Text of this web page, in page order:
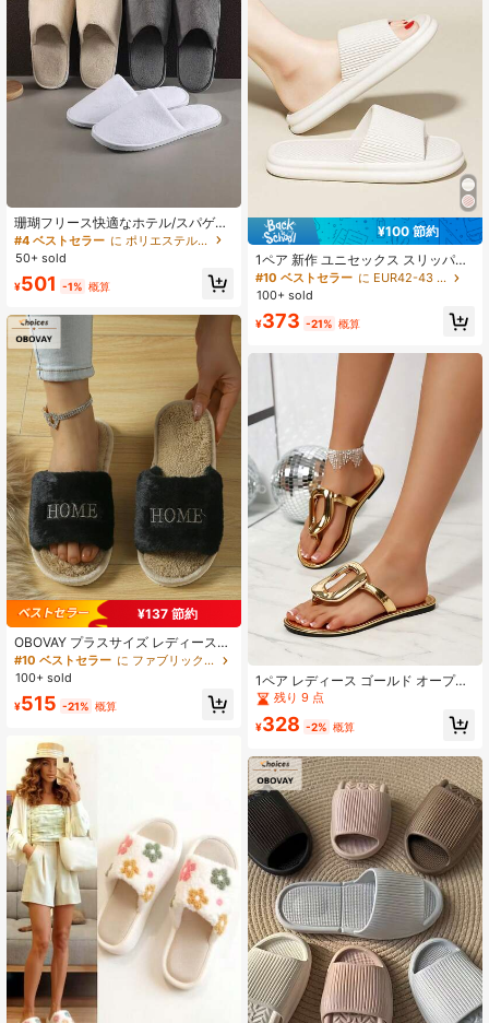
珊瑚フリース快適なホテル/スパゲス
トスリッパ 1ペア/3ペア、厚手の滑
り止め使い捨てベッドルームスリッ
ニバル、シューズ、春夏ピック、花
ムの装飾、ビーチ、旅行、男性用、
女性用、バカンス、女性の日、旅行
必需品、ウェディングファボー、Y2
K、ベッドルーム、車のアクセサリー
女性用、キッチンデコレーション可
愛いもの、母の日ギフト、ベッドル
ームの装飾、ガーデン、キッチンの
装飾、夏、ビーチ、旅行必需品、部
屋の装飾、スクイージー、卒業、シ
ューズラック、収納セーバー、アウ
トドア、ガーデン、旅行必需品、ポ
ータブル、ビーチの必需品、卒業シ
ーズン、卒業式、卒業式、卒業ギフ
ト、卒業プレゼント、卒業ギフト、
卒業プレゼント、おめでとう卒業
生、おめでとう卒業生、優等生、学
校卒業、卒業パーティー
#4 ベストセラー
に ポリエステル ホームスリッパ
50+ sold
¥501 -1% 概算
¥137 節約
OBOVAY プラスサイズ レディース
ファッション 刺繍レター オープント
ゥ ファジースリッパ、フラット 軽量
シーズン 断熱、ガールズナイト、ペ
ズメイドギフト、部屋、ビーチ、旅
行、メンズ、レディース、バケーシ
ョン、かわいいもの、母の日ギフ
ト、ガーデン、夏、ビーチ、スクイ
ージー、卒業、シューズラック、収
納、卒業式、おめでとう卒業、卒業
パーティー
#10 ベストセラー
に ファブリック ホームスリッパ
100+ sold
¥515 -21% 概算
ン、旅行必需品、ポータブル、ビー
チ必需品、卒業シーズン、卒業式、
卒業パーティー、卒業ギフト、卒業
プレゼント、おめでとう卒業生、バ
レディクトリアン、学校卒業、
¥100 節約
1ペア 新作 ユニセックス スリッパ、
滑り止め設計、室内、屋外、バスル
ーム、年中家庭用に適しています。
のギフトにもおすすめ。ハウスシュ
ーズ、靴、春夏アイテム、ブライズ
メイドギフト、部屋、ビーチ、旅
行、メンズ、レディース、バケーシ
ョン、かわいいもの、母の日ギフ
ト、ガーデン、キッチンインテリ
ア、夏、ビーチ、旅行必需品、ルー
ムデコ、スクイージー、卒業、シュ
ーズラック、収納、卒業式、卒業パ
ーティー、おめでとう卒業、おめで
とう卒業生、優等生、学校卒業、卒
業祝い
#10 ベストセラー
に EUR42-43 ホームスリッパ
100+ sold
¥373 -21% 概算
1ペア レディース ゴールド オープン
トゥ フリップフロップ、快適でファ
ッショナブル、柔らかく耐久性のあ
る滑り止めメタリックPU素材製、ビ
適しています
残り 9 点
¥328 -2% 概算